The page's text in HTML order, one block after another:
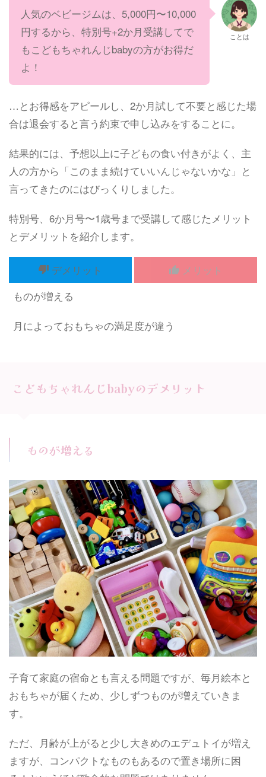
人気のベビージムは、5,000円〜10,000
円するから、特別号+2か月受講してで
もこどもちゃれんじbabyの方がお得だ
よ！
ことは
…とお得感をアピールし、2か月試して不要と感じた場
合は退会すると言う約束で申し込みをすることに。
結果的には、予想以上に子どもの食い付きがよく、主
人の方から「このまま続けていいんじゃないかな」と
言ってきたのにはびっくりしました。
特別号、6か月号〜1歳号まで受講して感じたメリット
とデメリットを紹介します。
デメリット
メリット
ものが増える
月によっておもちゃの満足度が違う
こどもちゃれんじbabyのデメリット
ものが増える
子育て家庭の宿命とも言える問題ですが、毎月絵本と
おもちゃが届くため、少しずつものが増えていきま
す。
ただ、月齢が上がると少し大きめのエデュトイが増え
ますが、コンパクトなものもあるので置き場所に困